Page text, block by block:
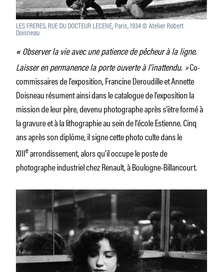
LES FRERES, RUE DU DOCTEUR LECENE, Paris, 1934 © Atelier Robert
Doisneau
«Observer la vie avec une patience de pêcheur à la ligne.
Laisser en permanence la porte ouverte à l’inattendu. »Co-
commissaires de l’exposition, Francine Deroudille et Annette
Doisneau résument ainsi dans le catalogue de l’exposition la
mission de leur père, devenu photographe après s’être formé à
la gravure et à la lithographie au sein de l’école Estienne. Cinq
ans après son diplôme, il signe cette photo culte dans le
XIIIearrondissement, alors qu’il occupe le poste de
photographe industriel chez Renault, à Boulogne-Billancourt.